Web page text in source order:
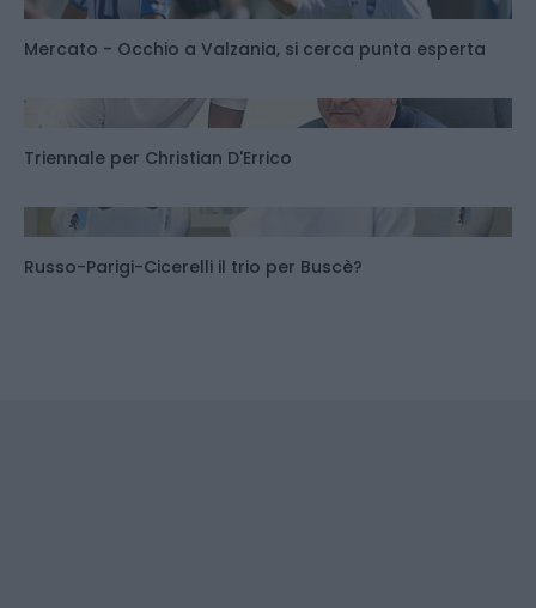
Mercato - Occhio a Valzania, si cerca punta esperta
Triennale per Christian D'Errico
Russo-Parigi-Cicerelli il trio per Buscè?